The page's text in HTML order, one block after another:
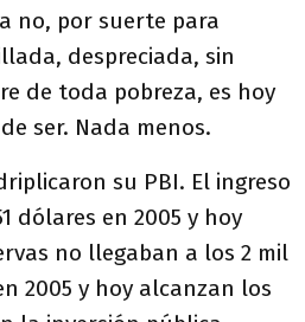
no, por suerte para
despreciada, sin
de toda pobreza, es hoy
ser. Nada menos.
su PBI. El ingreso
dólares en 2005 y hoy
no llegaban a los 2 mil
2005 y hoy alcanzan los